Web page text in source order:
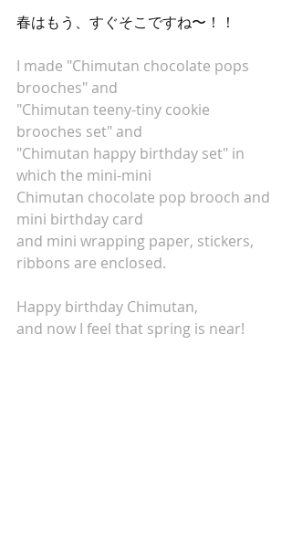
春はもう、すぐそこですね〜！！
I made "Chimutan chocolate pops
brooches" and
"Chimutan teeny-tiny cookie
brooches set" and
"Chimutan happy birthday set" in
which the mini-mini
Chimutan chocolate pop brooch and
mini birthday card
and mini wrapping paper, stickers,
ribbons are enclosed.
Happy birthday Chimutan,
and now I feel that spring is near!